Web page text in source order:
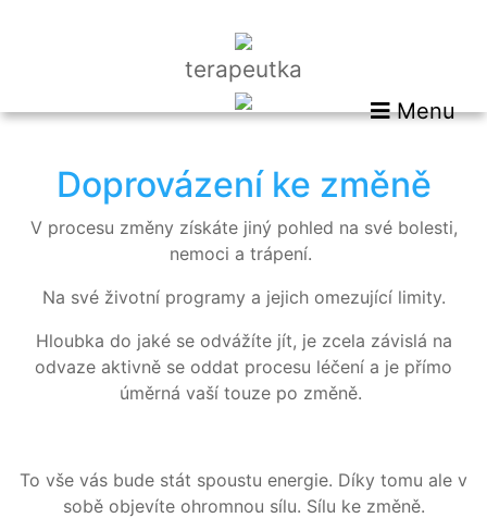
terapeutka
Menu
Doprovázení ke změně
V procesu změny získáte jiný pohled na své bolesti,
nemoci a trápení.
Na své životní programy a jejich omezující limity.
Hloubka do jaké se odvážíte jít, je zcela závislá na
odvaze aktivně se oddat procesu léčení a je přímo
úměrná vaší touze po změně.
To vše vás bude stát spoustu energie. Díky tomu ale v
sobě objevíte ohromnou sílu. Sílu ke změně.